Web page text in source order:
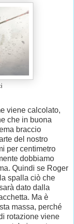
viene calcolato,
che in buona
braccio
del nostro
per centimetro
dobbiamo
Quindi se Roger
spalla ciò che
dato dalla
Ma è
massa, perché
rotazione viene